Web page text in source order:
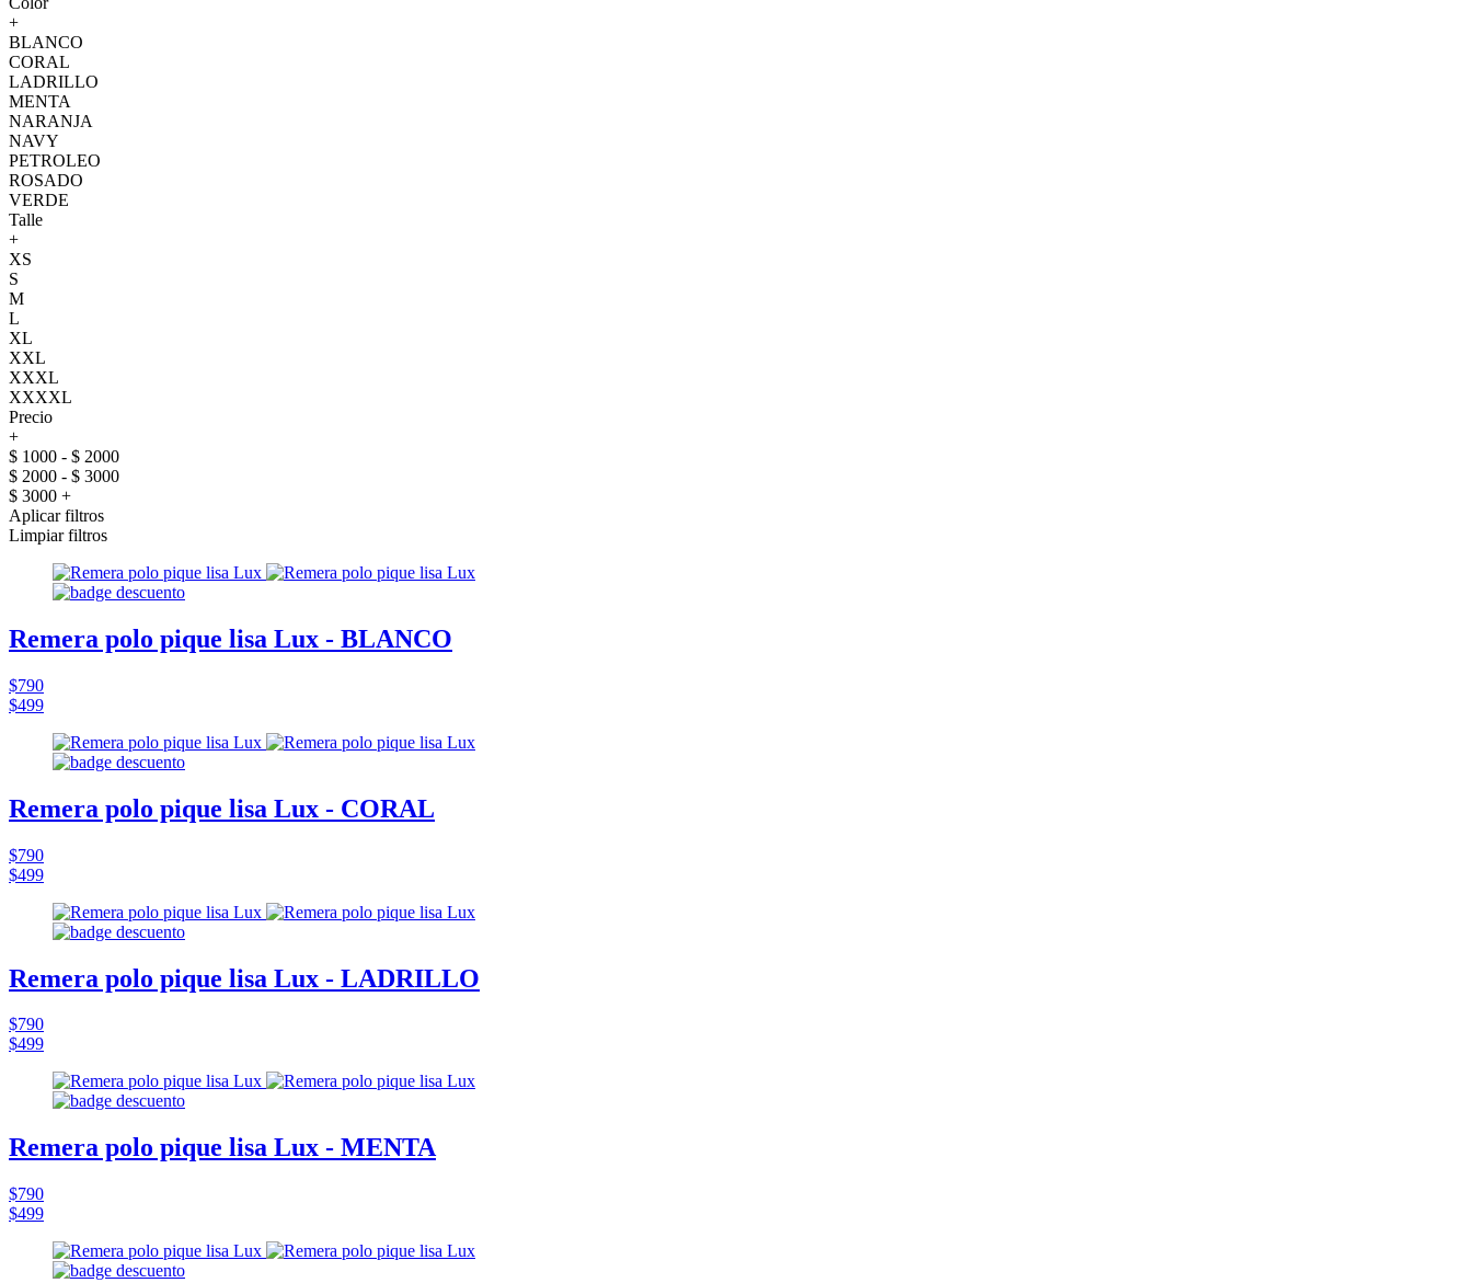
+
BLANCO
CORAL
LADRILLO
MENTA
NARANJA
NAVY
PETROLEO
ROSADO
VERDE
Talle
+
XS
S
M
L
XL
XXL
XXXL
XXXXL
Precio
+
$ 1000 - $ 2000
$ 2000 - $ 3000
$ 3000 +
Aplicar filtros
Limpiar filtros
Remera polo pique lisa Lux - BLANCO
$790
$499
Remera polo pique lisa Lux - CORAL
$790
$499
Remera polo pique lisa Lux - LADRILLO
$790
$499
Remera polo pique lisa Lux - MENTA
$790
$499